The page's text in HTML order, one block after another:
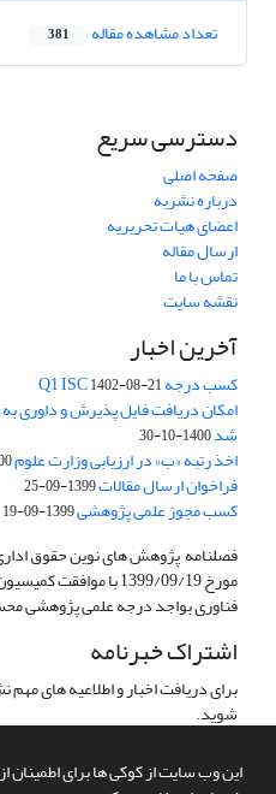
این وب سایت از کوکی ها برای اطمینان
تعداد مشاهده مقاله 381
دسترسی سریع
صفحه اصلی
درباره نشریه
اعضای هیات تحریریه
ارسال مقاله
تماس با ما
نقشه سایت
آخرین اخبار
کسب درجه Q1 ISC1402-08-21
امکان دریافت فایل پذیرش و داوری
شد1400-10-30
اخذ رتبه «ب» در ارزیابی وزارت علوم30
فراخوان ارسال مقالات1399-09-25
کسب مجوز علمی پژوهشی1399-09-19
مورخ 1399/09/19 با
فناوری بواجد درجه علمی پژوهشی
اشتراک خبرنامه
برای دریافت اخبار و اطلاعیه های
شوید.